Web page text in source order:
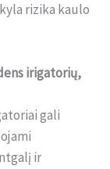
rizika kaulo
irigatorių,
gali
ir